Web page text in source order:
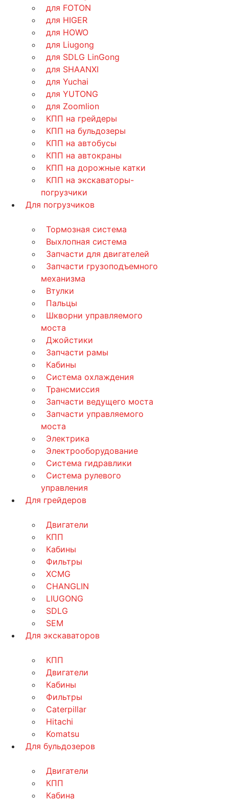
для FOTON
для HIGER
для HOWO
для Liugong
для SDLG LinGong
для SHAANXI
для Yuchai
для YUTONG
для Zoomlion
КПП на грейдеры
КПП на бульдозеры
КПП на автобусы
КПП на автокраны
КПП на дорожные катки
КПП на экскаваторы-
погрузчики
Для погрузчиков
Тормозная система
Выхлопная система
Запчасти для двигателей
Запчасти грузоподъемного
механизма
Втулки
Пальцы
Шкворни управляемого
моста
Джойстики
Запчасти рамы
Кабины
Система охлаждения
Трансмиссия
Запчасти ведущего моста
Запчасти управляемого
моста
Электрика
Электрооборудование
Система гидравлики
Система рулевого
управления
Для грейдеров
Двигатели
КПП
Кабины
Фильтры
XCMG
CHANGLIN
LIUGONG
SDLG
SEM
Для экскаваторов
КПП
Двигатели
Кабины
Фильтры
Caterpillar
Hitachi
Komatsu
Для бульдозеров
Двигатели
КПП
Кабина